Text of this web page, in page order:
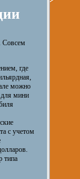
Совсем
где
можно
для мини
с учетом
типа